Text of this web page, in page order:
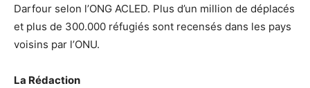
Darfour selon l’ONG ACLED. Plus d’un million de déplacés
et plus de 300.000 réfugiés sont recensés dans les pays
voisins par l’ONU.
La Rédaction